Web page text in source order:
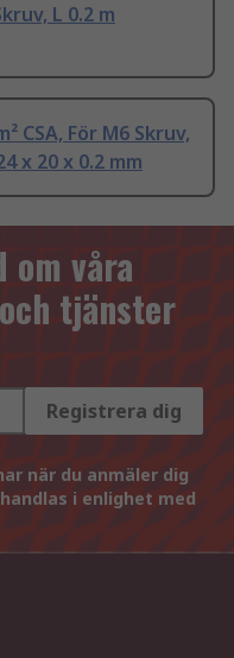
L 0.2 m
CSA, För M6 Skruv,
x 20 x 0.2 mm
om våra
tjänster
Registrera dig
när du anmäler dig
i enlighet med